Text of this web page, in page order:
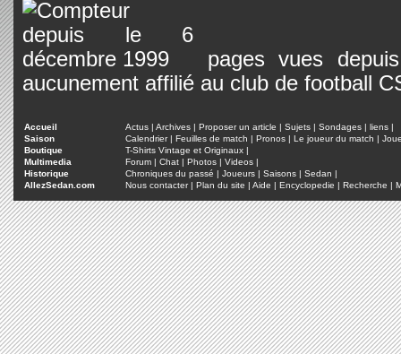
pages vues
aucunement affilié au club de football
Accueil Actus | Archives | Proposer un article | Sujets | Sondages | liens |
Saison
Calendrier| Feuilles de match | Pronos | Le joueur du match |
Boutique
T-Shirts Vintage et Originaux |
Multimedia
Forum | Chat | Photos | Videos |
Historique
Chroniques du passé | Joueurs | Saisons | Sedan |
AllezSedan.com
Nous contacter| Plan du site | Aide | Encyclopedie | Recherche |